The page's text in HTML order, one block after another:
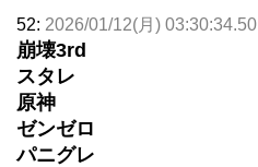
52: 2026/01/12(月) 03:30:34.50
崩壊3rd
スタレ
原神
ゼンゼロ
パニグレ